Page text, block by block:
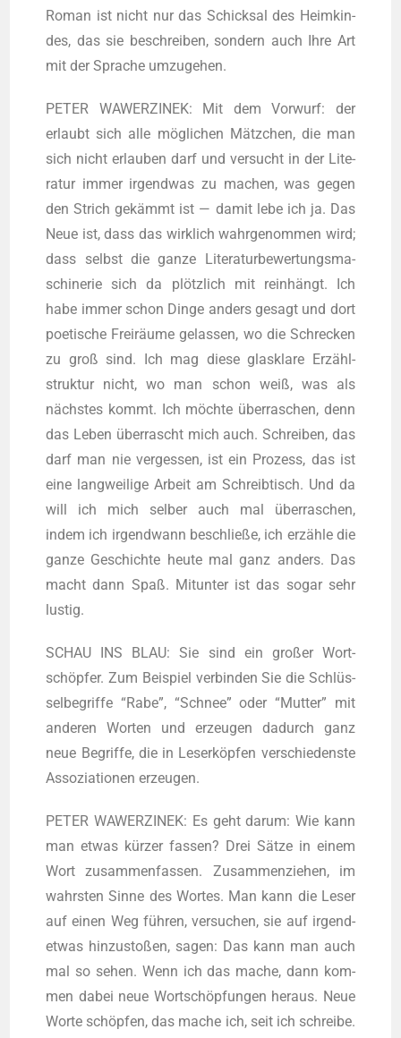
Roman ist nicht nur das Schick­sal des Heim­kin­
des, das sie beschrei­ben, son­dern auch Ihre Art
mit der Spra­che umzugehen.
PETER WAWERZINEK: Mit dem Vor­wurf: der
erlaubt sich alle mög­li­chen Mätz­chen, die man
sich nicht erlau­ben darf und ver­sucht in der Lite­
ra­tur immer irgend­was zu machen, was gegen
den Strich gekämmt ist — damit lebe ich ja. Das
Neue ist, dass das wirk­lich wahr­ge­nom­men wird;
dass selbst die gan­ze Lite­ra­tur­be­wer­tungs­ma­
schi­ne­rie sich da plötz­lich mit rein­hängt. Ich
habe immer schon Din­ge anders gesagt und dort
poe­ti­sche Frei­räu­me gelas­sen, wo die Schre­cken
zu groß sind. Ich mag die­se glas­kla­re Erzähl­
struk­tur nicht, wo man schon weiß, was als
nächs­tes kommt. Ich möch­te über­ra­schen, denn
das Leben über­rascht mich auch. Schrei­ben, das
darf man nie ver­ges­sen, ist ein Pro­zess, das ist
eine lang­wei­li­ge Arbeit am Schreib­tisch. Und da
will ich mich sel­ber auch mal über­ra­schen,
indem ich irgend­wann beschlie­ße, ich erzäh­le die
gan­ze Geschich­te heu­te mal ganz anders. Das
macht dann Spaß. Mit­un­ter ist das sogar sehr
lustig.
SCHAU INS BLAU: Sie sind ein gro­ßer Wort­
schöp­fer. Zum Bei­spiel ver­bin­den Sie die Schlüs­
sel­be­grif­fe “Rabe”, “Schnee” oder “Mut­ter” mit
ande­ren Wor­ten und erzeu­gen dadurch ganz
neue Begrif­fe, die in Leser­köp­fen ver­schie­dens­te
Asso­zia­tio­nen erzeugen.
PETER WAWERZINEK: Es geht dar­um: Wie kann
man etwas kür­zer fas­sen? Drei Sät­ze in einem
Wort zusam­men­fas­sen. Zusam­men­zie­hen, im
wahrs­ten Sin­ne des Wor­tes. Man kann die Leser
auf einen Weg füh­ren, ver­su­chen, sie auf irgend­
et­was hin­zu­sto­ßen, sagen: Das kann man auch
mal so sehen. Wenn ich das mache, dann kom­
men dabei neue Wort­schöp­fun­gen her­aus. Neue
Wor­te schöp­fen, das mache ich, seit ich schrei­be.